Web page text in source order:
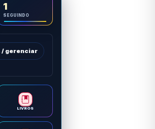
1
SEGUINDO
/ gerenciar
LIVROS